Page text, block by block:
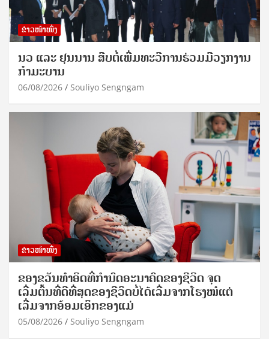
ຂ່າວໜ້າໜຶ່ງ
ນວ ແລະ ຢຸນນານ ສືບຕໍ່ເພີ່ມທະວີການຮ່ວມມືວຽກງານ
ກຳມະບານ
06/08/2026 Souliyo Sengngam
ຂ່າວໜ້າໜຶ່ງ
ຂອງຂວັນທໍາອິດທີ່ກໍານົດອະນາຄົດຂອງຊີວິດ ຈຸດ
ເລີ່ມຕົ້ນທີ່ດີທີ່ສຸດຂອງຊີວິດບໍ່ໄດ້ເລີ່ມຈາກໂຮງໝໍແຕ່
ເລີ່ມຈາກອ້ອມເອິກຂອງແມ່
05/08/2026 Souliyo Sengngam